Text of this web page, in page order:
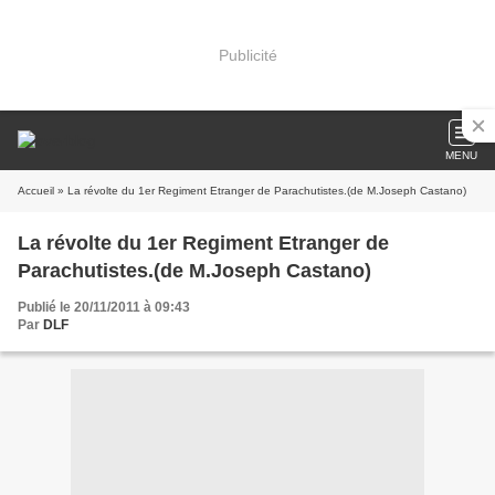
Publicité
MENU
Accueil » La révolte du 1er Regiment Etranger de Parachutistes.(de M.Joseph Castano)
La révolte du 1er Regiment Etranger de
Parachutistes.(de M.Joseph Castano)
Publié le 20/11/2011 à 09:43
Par DLF